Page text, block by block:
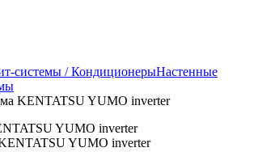
системы / КондиционерыНастенные
KENTATSU YUMO inverter
YUMO inverter